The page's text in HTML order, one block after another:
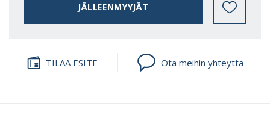
JÄLLEENMYYJÄT
TILAA ESITE Ota meihin yhteyttä